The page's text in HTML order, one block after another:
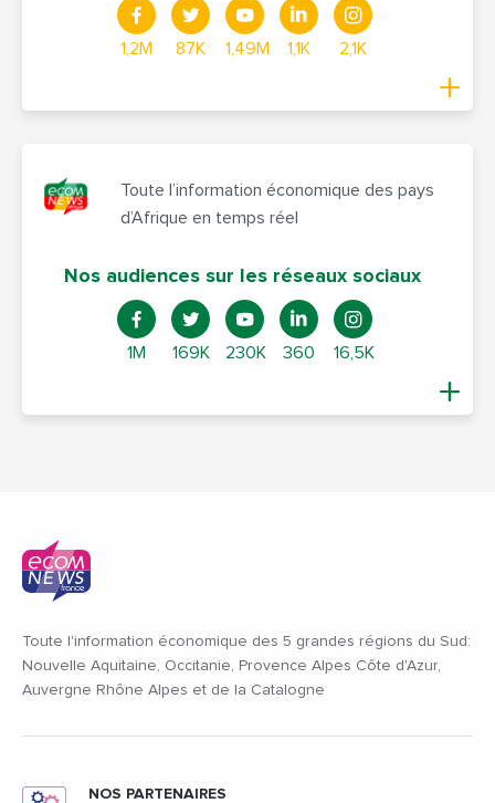
1,2M 87K 1,49M 1,1K 2,1K
Toute l’information économique des pays
d’Afrique en temps réel
Nos audiences sur les réseaux sociaux
1M 169K 230K 360 16,5K
Toute l'information économique des 5 grandes régions du Sud:
Nouvelle Aquitaine, Occitanie, Provence Alpes Côte d'Azur,
Auvergne Rhône Alpes et de la Catalogne
NOS PARTENAIRES